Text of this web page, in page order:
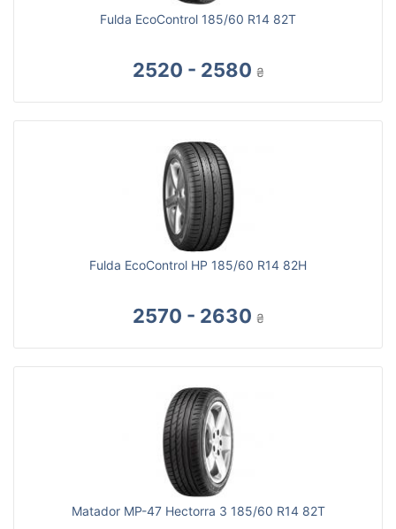
Fulda EcoControl 185/60 R14 82T
2520 - 2580 ₴
Fulda EcoControl HP 185/60 R14 82H
2570 - 2630 ₴
Matador MP-47 Hectorra 3 185/60 R14 82T